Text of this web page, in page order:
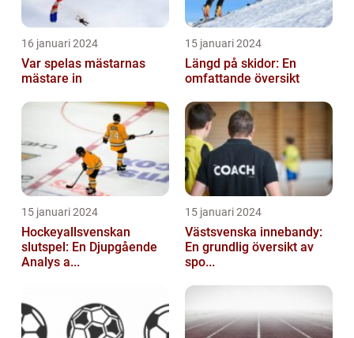
16 januari 2024
Var spelas mästarnas
mästare in
15 januari 2024
Längd på skidor: En
omfattande översikt
15 januari 2024
Hockeyallsvenskan
slutspel: En Djupgående
Analys a...
15 januari 2024
Västsvenska innebandy:
En grundlig översikt av
spo...